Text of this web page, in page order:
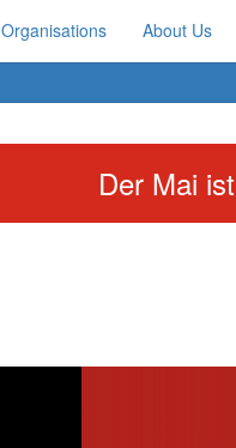
Organisations About Us
Der Mai